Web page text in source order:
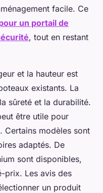
facile. Ce
un portail de
, tout en restant
et la hauteur est
existants. La
sûreté et la durabilité.
être utile pour
Certains modèles sont
adaptés. De
sont disponibles,
prix. Les avis des
un produit